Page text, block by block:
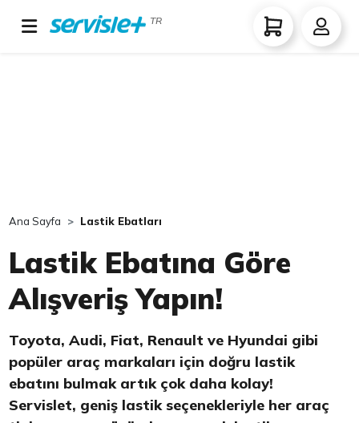
TR
Ana Sayfa Lastik Ebatları
Lastik Ebatına Göre
Alışveriş Yapın!
Toyota, Audi, Fiat, Renault ve Hyundai gibi
popüler araç markaları için doğru lastik
ebatını bulmak artık çok daha kolay!
Servislet, geniş lastik seçenekleriyle her araç